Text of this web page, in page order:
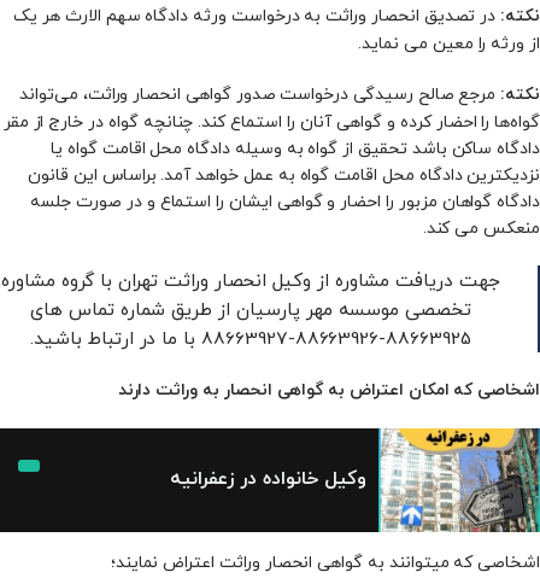
نکته: در تصدیق انحصار وراثت به درخواست ورثه دادگاه‌ سهم ­الارث هر یک
از ورثه را معین می‌ نماید.
نکته: مرجع صالح رسیدگی درخواست صدور گواهی انحصار وراثت، می‌تواند
گواه‌ها را احضار کرده و گواهی آنان را استماع کند. چنانچه گواه در خارج از مقر
دادگاه ساکن باشد تحقیق از گواه به ‌وسیله دادگاه محل اقامت گواه یا
نزدیکترین دادگاه محل اقامت گواه به عمل خواهد آمد. براساس این قانون
دادگاه گواهان مزبور را احضار و گواهی ایشان را استماع و در صورت جلسه
منعکس می‌ کند.
جهت دریافت مشاوره از وکیل انحصار وراثت تهران با گروه مشاوره
تخصصی موسسه مهر پارسیان از طریق شماره تماس های
88663925-88663926-88663927 با ما در ارتباط باشید.
اشخاصی که امکان اعتراض به گواهی انحصار به وراثت دارند
وکیل خانواده در زعفرانیه
اشخاصی که میتوانند به گواهی انحصار وراثت اعتراض نمایند؛